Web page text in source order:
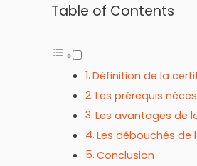
Table of Contents
Définition de la
Les prérequis
Les avantages de
Les débouchés de
Conclusion